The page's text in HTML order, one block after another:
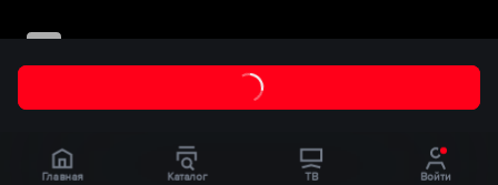
Главная Каталог ТВ Войти